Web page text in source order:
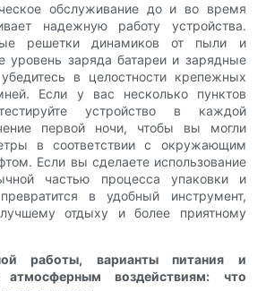
обслуживание до и во время
надежную работу устройства.
решетки динамиков от пыли и
уровень заряда батареи и зарядные
в целостности крепежных
Если у вас несколько пунктов
устройство в каждой
первой ночи, чтобы вы могли
в соответствии с окружающим
Если вы сделаете использование
частью процесса упаковки и
в удобный инструмент,
отдыху и более приятному
работы, варианты питания и
атмосферным воздействиям: что